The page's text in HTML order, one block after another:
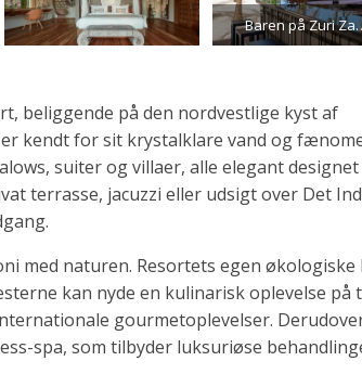
Baren
beliggende på den nordvestlige kyst af
kendt for sit krystalklare vand og
suiter og villaer, alle elegant designet
terrasse, jacuzzi eller udsigt over Det
naturen. Resortets egen økologiske
kan nyde en kulinarisk oplevelse på
gourmetoplevelser.
spa, som tilbyder luksuriøse